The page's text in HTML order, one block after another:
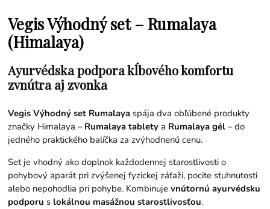
Vegis Výhodný set – Rumalaya
(Himalaya)
Ayurvédska podpora kĺbového komfortu
zvnútra aj zvonka
Vegis Výhodný set Rumalaya spája dva obľúbené produkty
značky Himalaya – Rumalaya tablety a Rumalaya gél – do
jedného praktického balíčka za zvýhodnenú cenu.
Set je vhodný ako doplnok každodennej starostlivosti o
pohybový aparát pri zvýšenej fyzickej záťaži, pocite stuhnutosti
alebo nepohodlia pri pohybe. Kombinujevnútornú ayurvédsku
podporu s lokálnou masážnou starostlivosťou.